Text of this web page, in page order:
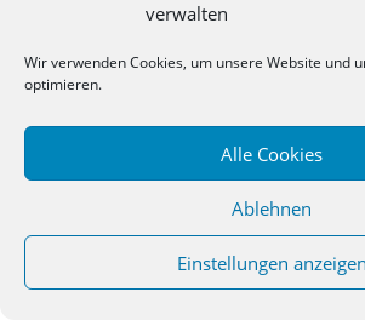
verwalten
Wir verwenden Cookies, um unsere Website und
optimieren.
Alle Cookies
Ablehnen
Einstellungen anzeigen